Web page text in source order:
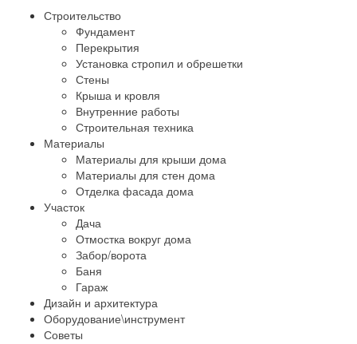
Строительство
Фундамент
Перекрытия
Установка стропил и обрешетки
Стены
Крыша и кровля
Внутренние работы
Строительная техника
Материалы
Материалы для крыши дома
Материалы для стен дома
Отделка фасада дома
Участок
Дача
Отмостка вокруг дома
Забор/ворота
Баня
Гараж
Дизайн и архитектура
Оборудование\инструмент
Советы